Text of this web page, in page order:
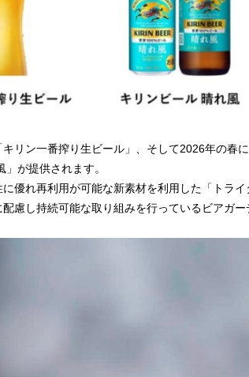
キリン一番搾り生ビール」、そして2026年の春
」が提供されます。
に優れ再利用が可能な新素材を利用した「トラ
慮し持続可能な取り組みを行っているビアガー